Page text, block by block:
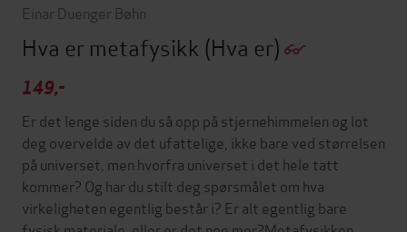
Einar Duenger Bøhn
Hva er metafysikk (Hva er)
149,-
Er det lenge siden du så opp på stjernehimmelen og lot
deg overvelde av det ufattelige, ikke bare ved størrelsen
på universet, men hvorfra universet i det hele tatt
kommer? Og har du stilt deg spørsmålet om hva
virkeligheten egentlig består i? Er alt egentlig bare